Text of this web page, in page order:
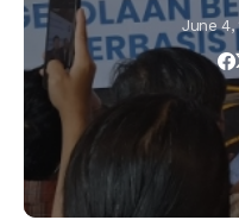
June 4,